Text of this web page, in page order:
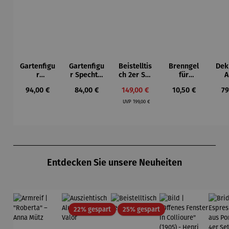
Gartenfigu
r
t Vogel -
Regulärer Preis:
94,00 €
Gartenfigu
r Specht -
Bhire
Regulärer Preis:
84,00 €
Beistelltis
ch 2er Set
Verkaufspreis:
149,00 €
UVP Regulärer Preis:
199,00 €
Brenngel
für
elle -
Regulärer Preis:
10,50 €
Entdecken Sie unsere Neuheiten
22% gespartRabatt25% gespartRabatt